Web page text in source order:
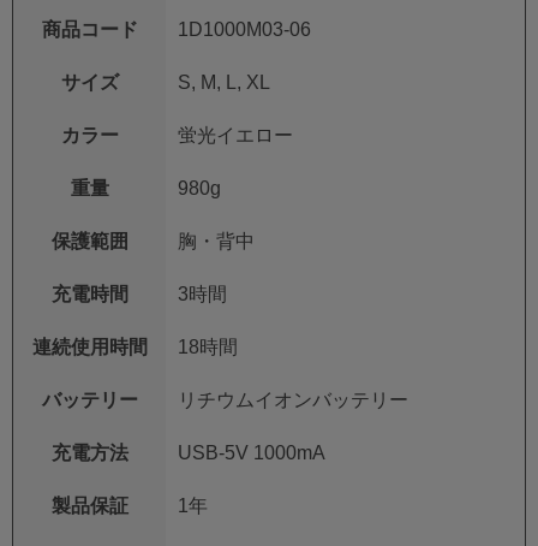
商品コード 1D1000M03-06
サイズ S, M, L, XL
カラー 蛍光イエロー
重量 980g
保護範囲 胸・背中
充電時間 3時間
連続使用時間 18時間
バッテリー リチウムイオンバッテリー
充電方法 USB-5V 1000mA
製品保証 1年